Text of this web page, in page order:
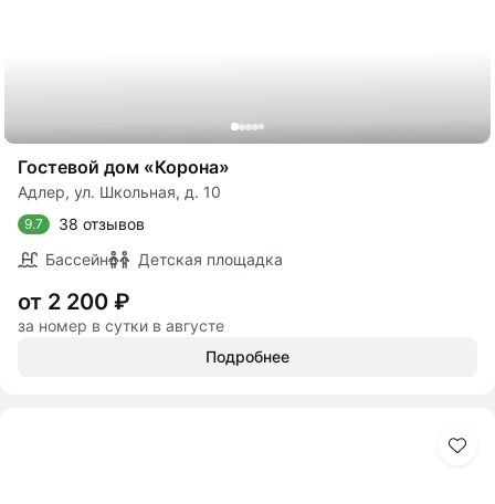
Гостевой дом «Корона»
Адлер, ул. Школьная, д. 10
9.7
38 отзывов
Бассейн
Детская площадка
от 2 200 ₽
за номер в сутки в августе
Подробнее